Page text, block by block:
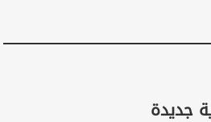
جديدة